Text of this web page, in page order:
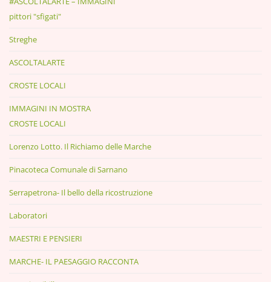
pittori "sfigati"
Streghe
ASCOLTALARTE
CROSTE LOCALI
IMMAGINI IN MOSTRA
CROSTE LOCALI
Lorenzo Lotto. Il Richiamo delle Marche
Pinacoteca Comunale di Sarnano
Serrapetrona- Il bello della ricostruzione
Laboratori
MAESTRI E PENSIERI
MARCHE- IL PAESAGGIO RACCONTA